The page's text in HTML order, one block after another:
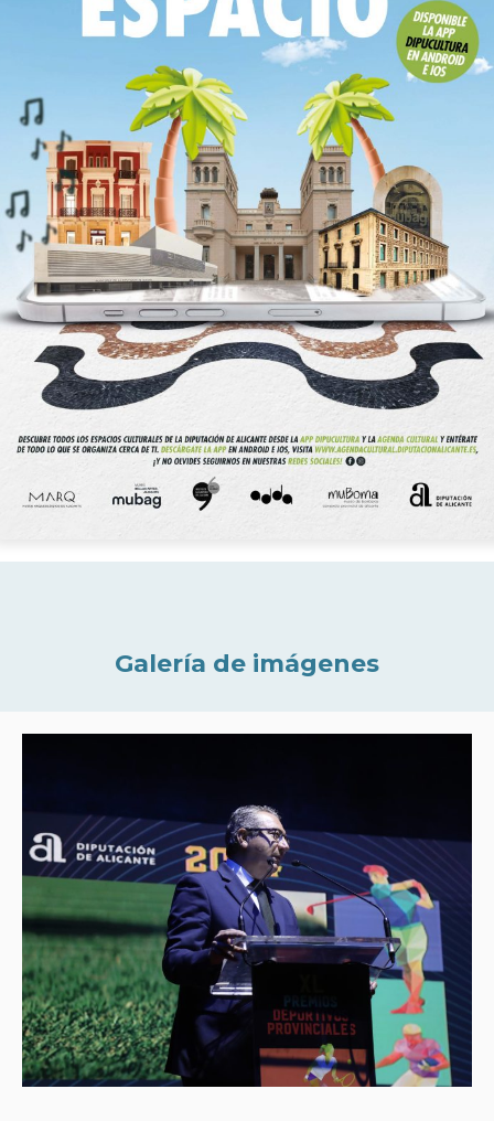
Galería de imágenes